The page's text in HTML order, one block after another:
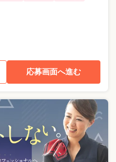
応募画面へ進む